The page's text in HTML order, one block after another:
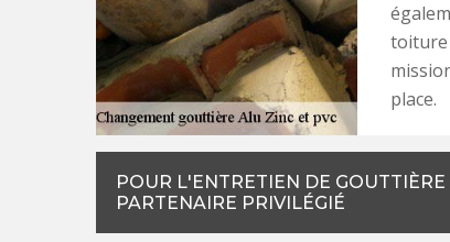
toiture
place.
POUR L'ENTRETIEN DE
PARTENAIRE PRIVILÉGIÉ